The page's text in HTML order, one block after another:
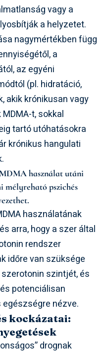
vagy a
a helyzetet.
nagymértékben függ
a
az egyéni
(pl. hidratáció,
akik krónikusan vagy
t, sokkal
tartó utóhatásokra
krónikus hangulati
használat utáni
mélyreható pszichés
használatának
arra, hogy a szer által
rendszer
időre van szüksége
szintjét, és
potenciálisan
nézve.
kockázatai:
drognak